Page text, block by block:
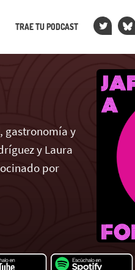
TRAE TU PODCAST
gastronomía y
y Laura
por